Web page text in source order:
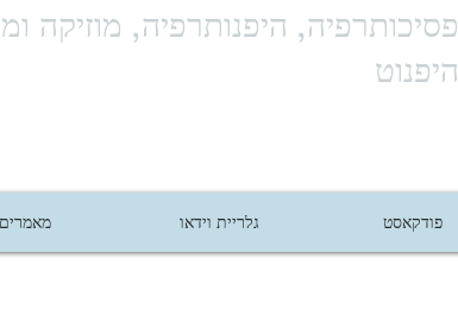
פסיכותרפיה, היפנותרפיה, מוזיקה
היפנוט
מאמרים גלריית וידאו פודקאסט